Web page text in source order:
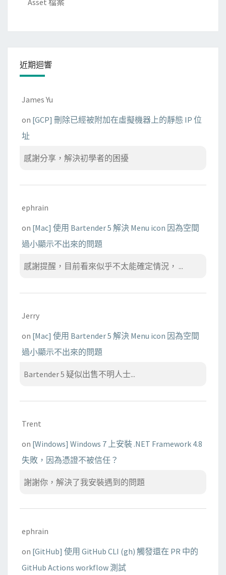
的
Asset 檔案
近期迴響
James Yu
on [GCP] 刪除已經被附加在虛擬機器上的靜態 IP 位
址
感謝分享，解決初學者的困擾
ephrain
on [Mac] 使用 Bartender 5 解決 Menu icon 因為空間
過小顯示不出來的問題
感謝提醒，目前看來似乎不太能確定情況， ...
Jerry
on [Mac] 使用 Bartender 5 解決 Menu icon 因為空間
過小顯示不出來的問題
Bartender 5 疑似出售不明人士...
Trent
on [Windows] Windows 7 上安裝 .NET Framework 4.8
失敗，因為憑證不被信任？
謝謝你，解決了我安裝遇到的問題
ephrain
on [GitHub] 使用 GitHub CLI (gh) 觸發還在 PR 中的
GitHub Actions workflow 測試